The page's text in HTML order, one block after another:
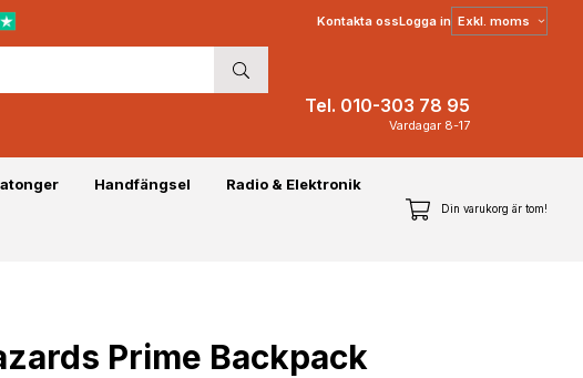
Kontakta ossLogga in Välj
moms
Tel. 010-303 78 95
Vardagar 8-17
Handfängsel Radio & Elektronik
Din varukorg är tom!
Prime Backpack